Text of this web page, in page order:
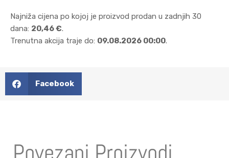
Najniža cijena po kojoj je proizvod prodan u zadnjih 30
dana: 20,46 €.
Trenutna akcija traje do: 09.08.2026 00:00.
Facebook